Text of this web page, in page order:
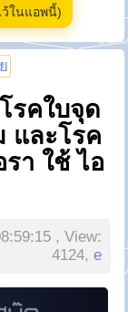
ในแอพนี้)
รคใบจุด
และโรค
า ใช้ ไอ
, View:
4124,e